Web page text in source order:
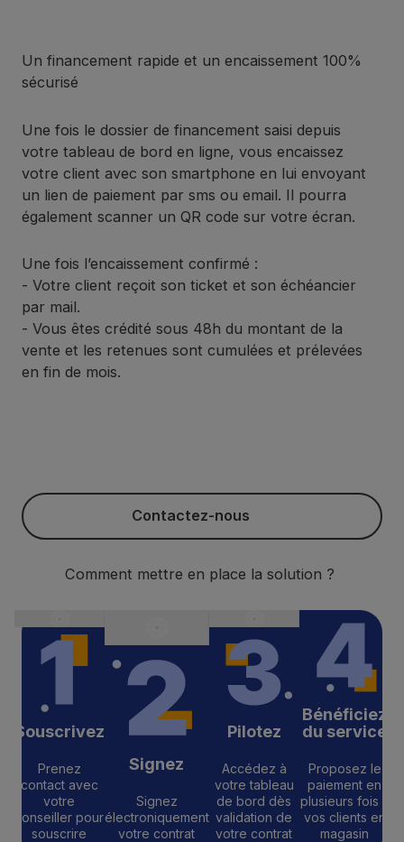
Un financement rapide et un encaissement 100%
sécurisé
Une fois le dossier de financement saisi depuis
votre tableau de bord en ligne, vous encaissez
votre client avec son smartphone en lui envoyant
un lien de paiement par sms ou email. Il pourra
également scanner un QR code sur votre écran.
Une fois l’encaissement confirmé :
- Votre client reçoit son ticket et son échéancier
par mail.
- Vous êtes crédité sous 48h du montant de la
vente et les retenues sont cumulées et prélevées
en fin de mois.
Contactez-nous
Contactez-nous
Comment mettre en place la solution ?
Souscrivez
Prenez
contact avec
votre
conseiller pour
souscrire
Signez
Signez
électroniquement
votre contrat
Pilotez
Accédez à
votre tableau
de bord dès
validation de
votre contrat
Bénéficiez
du service
Proposez le
paiement en
plusieurs fois à
vos clients en
magasin